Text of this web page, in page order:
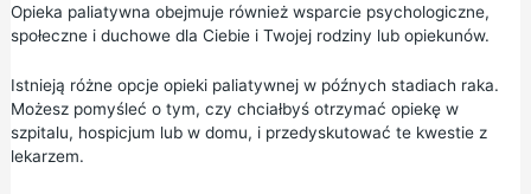
Opieka paliatywna obejmuje również wsparcie psychologiczne,
społeczne i duchowe dla Ciebie i Twojej rodziny lub opiekunów.
Istnieją różne opcje opieki paliatywnej w późnych stadiach raka.
Możesz pomyśleć o tym, czy chciałbyś otrzymać opiekę w
szpitalu, hospicjum lub w domu, i przedyskutować te kwestie z
lekarzem.